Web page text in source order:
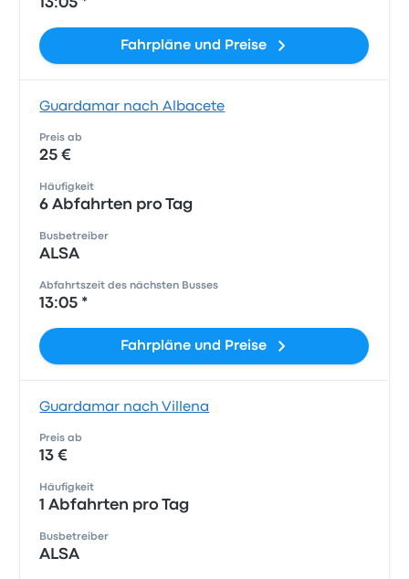
13:05 *
Fahrpläne und Preise
Guardamar nach Albacete
Preis ab
25 €
Häufigkeit
6 Abfahrten pro Tag
Busbetreiber
ALSA
Abfahrtszeit des nächsten Busses
13:05 *
Fahrpläne und Preise
Guardamar nach Villena
Preis ab
13 €
Häufigkeit
1 Abfahrten pro Tag
Busbetreiber
ALSA